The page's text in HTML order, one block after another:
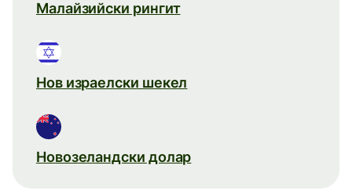
Малайзийски рингит
Нов израелски шекел
Новозеландски долар